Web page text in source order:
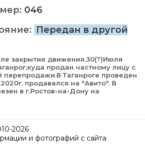
046
Передан в другой
закрытия движения.30(?)Июля
продан частному лицу с
Таганроге проведен
продавался на "Авито". В
в г.Ростов-на-Дону на
2026
и фотографий с сайта